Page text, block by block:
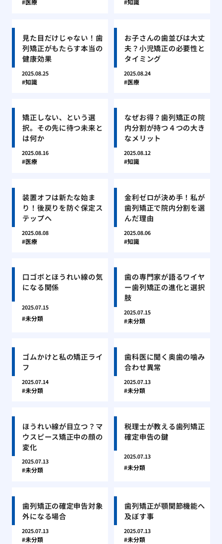
医療 知識
見た目だけじゃない！歯
列矯正がもたらす本当の
健康効果
2025.08.25
知識
お子さんの歯並びは大丈
夫？小児矯正の必要性と
タイミング
2025.08.24
医療
矯正しない、という選
択。その先に待つ未来と
は何か
2025.08.16
医療
なぜお得？歯列矯正の院
内分割が持つ４つの大き
なメリット
2025.08.12
知識
装置オフは新たな始ま
り！後戻りを防ぐ保定ス
テップへ
2025.08.08
医療
金利ゼロが決め手！私が
歯列矯正で院内分割を選
んだ理由
2025.08.06
知識
口ゴボとほうれい線の気
になる関係
2025.07.15
未分類
歯の専門家が語るワイヤ
ー歯列矯正の進化と選択
肢
2025.07.15
未分類
ゴムかけと私の矯正ライ
フ
2025.07.14
未分類
歯科医に聞く奥歯の噛み
合わせ異常
2025.07.13
未分類
ほうれい線が目立つ？マ
ウスピース矯正中の顔の
変化
2025.07.13
未分類
税理士が教える歯列矯正
確定申告の鍵
2025.07.13
未分類
歯列矯正の確定申告対象
外になる場合
2025.07.13
未分類
歯列矯正が顎関節機能へ
及ぼす事
2025.07.13
未分類